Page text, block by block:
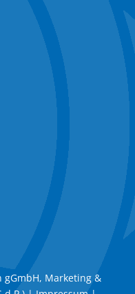
gGmbH, Marketing &